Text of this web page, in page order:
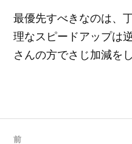
最優先すべきなのは、
理なスピードアップは
さんの方でさじ加減を
前